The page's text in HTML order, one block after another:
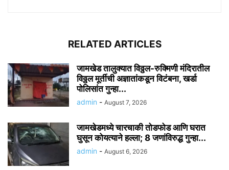
RELATED ARTICLES
जामखेड तालुक्यात विठ्ठल-रुक्मिणी मंदिरातील
विठ्ठल मूर्तीची अज्ञातांकडून विटंबना, खर्डा
पोलिसांत गुन्हा...
admin - August 7, 2026
जामखेडमध्ये चारचाकी तोडफोड आणि घरात
घुसून कोयत्याने हल्ला; 8 जणांविरुद्ध गुन्हा...
admin - August 6, 2026